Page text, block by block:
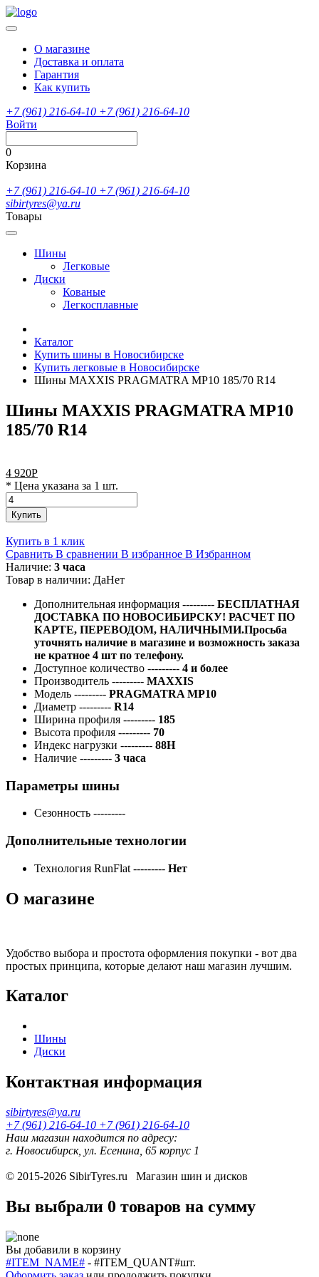
О магазине
Доставка и оплата
Гарантия
Как купить
+7 (961) 216-64-10 +7 (961) 216-64-10
Войти
0
Корзина
+7 (961) 216-64-10 +7 (961) 216-64-10
sibirtyres@ya.ru
Товары
Шины
Легковые
Диски
Кованые
Легкосплавные
Каталог
Купить шины в Новосибирске
Купить легковые в Новосибирске
Шины MAXXIS PRAGMATRA MP10 185/70 R14
Шины MAXXIS PRAGMATRA MP10
185/70 R14
4 920Р
* Цена указана за 1 шт.
Купить
Купить в 1 клик
Сравнить В сравнении В избранное В Избранном
Наличие: 3 часа
Товар в наличии: ДаНет
Дополнительная информация --------- БЕСПЛАТНАЯ
ДОСТАВКА ПО НОВОСИБИРСКУ! РАСЧЕТ ПО
КАРТЕ, ПЕРЕВОДОМ, НАЛИЧНЫМИ.Просьба
уточнять наличие в магазине и возможность заказа
не кратное 4 шт по телефону.
Доступное количество --------- 4 и более
Производитель --------- MAXXIS
Модель --------- PRAGMATRA MP10
Диаметр --------- R14
Ширина профиля --------- 185
Высота профиля --------- 70
Индекс нагрузки --------- 88H
Наличие --------- 3 часа
Параметры шины
Сезонность ---------
Дополнительные технологии
Технология RunFlat --------- Нет
О магазине
Удобство выбора и простота оформления покупки - вот два
простых принципа, которые делают наш магазин лучшим.
Каталог
Шины
Диски
Контактная информация
sibirtyres@ya.ru
+7 (961) 216-64-10 +7 (961) 216-64-10
Наш магазин находится по адресу:
г. Новосибирск, ул. Есенина, 65 корпус 1
© 2015-2026 SibirTyres.ru Магазин шин и дисков
Вы выбрали 0 товаров на сумму
Вы добавили в корзину
#ITEM_NAME# - #ITEM_QUANT#шт.